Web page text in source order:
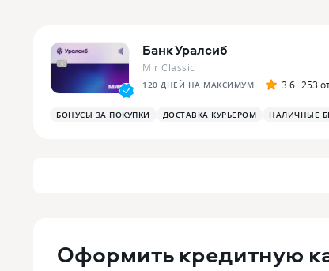
Банк Уралсиб
Mir Classic
120 ДНЕЙ НА МАКСИМУМ 3.6 253
БОНУСЫ ЗА ПОКУПКИ ДОСТАВКА КУРЬЕРОМ НАЛИЧНЫЕ
Оформить кредитную